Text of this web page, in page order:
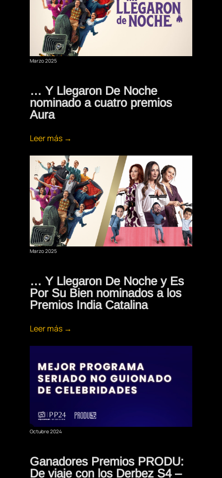
Marzo 2025
… Y Llegaron De Noche
nominado a cuatro premios
Aura
Leer más →
Marzo 2025
… Y Llegaron De Noche y Es
Por Su Bien nominados a los
Premios India Catalina
Leer más →
Octubre 2024
Ganadores Premios PRODU:
De viaje con los Derbez S4 –